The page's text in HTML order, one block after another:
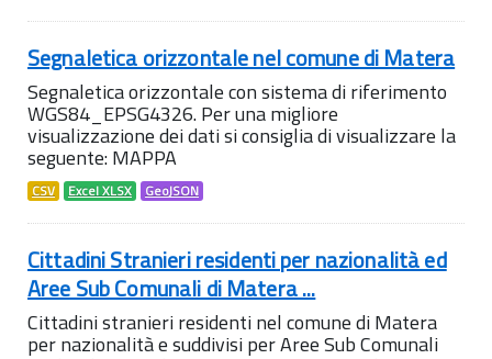
Segnaletica orizzontale nel comune di Matera
Segnaletica orizzontale con sistema di riferimento
WGS84_EPSG4326. Per una migliore
visualizzazione dei dati si consiglia di visualizzare la
seguente: MAPPA
CSV Excel XLSX GeoJSON
Cittadini Stranieri residenti per nazionalità ed
Aree Sub Comunali di Matera ...
Cittadini stranieri residenti nel comune di Matera
per nazionalità e suddivisi per Aree Sub Comunali